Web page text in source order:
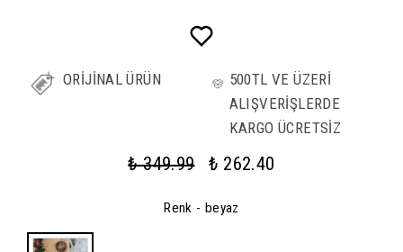
ORİJİNAL ÜRÜN
500TL VE ÜZERİ
ALIŞVERİŞLERDE
KARGO ÜCRETSİZ
₺ 349.99 ₺ 262.40
Renk - beyaz